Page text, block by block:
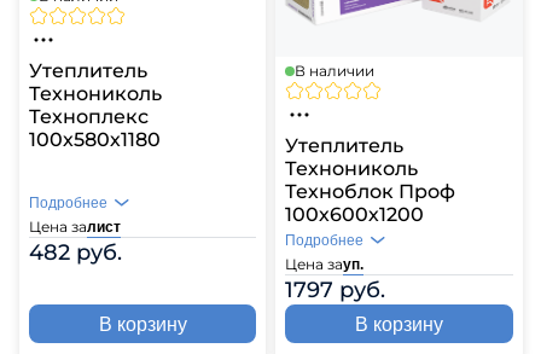
Утеплитель
Технониколь
Техноплекс
100х580х1180
Цена залист
482 руб.
Подробнее
В корзину
В наличии
Утеплитель
Технониколь
Техноблок Проф
100х600х1200
Цена зауп.
1797 руб.
Подробнее
В корзину